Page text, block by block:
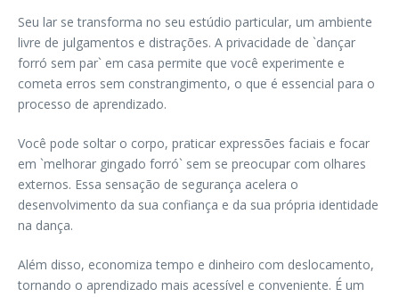
Seu lar se transforma no seu estúdio particular, um ambiente
livre de julgamentos e distrações. A privacidade de `dançar
forró sem par` em casa permite que você experimente e
cometa erros sem constrangimento, o que é essencial para o
processo de aprendizado.
Você pode soltar o corpo, praticar expressões faciais e focar
em `melhorar gingado forró` sem se preocupar com olhares
externos. Essa sensação de segurança acelera o
desenvolvimento da sua confiança e da sua própria identidade
na dança.
Além disso, economiza tempo e dinheiro com deslocamento,
tornando o aprendizado mais acessível e conveniente. É um